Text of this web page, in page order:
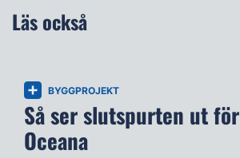
Läs också
BYGGPROJEKT
Så ser slutspurten ut för
Oceana